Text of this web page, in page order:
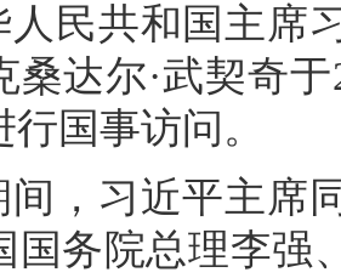
人民共和国主席
桑达尔·武契奇
国事访问。
间，习近平主席
国务院总理李强